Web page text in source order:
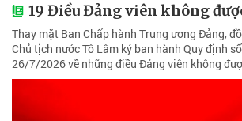
19 Điều Đảng viên không
Thay mặt Ban Chấp hành Trung ương Đảng,
Chủ tịch nước Tô Lâm ký ban hành Quy định
26/7/2026 về những điều Đảng viên không